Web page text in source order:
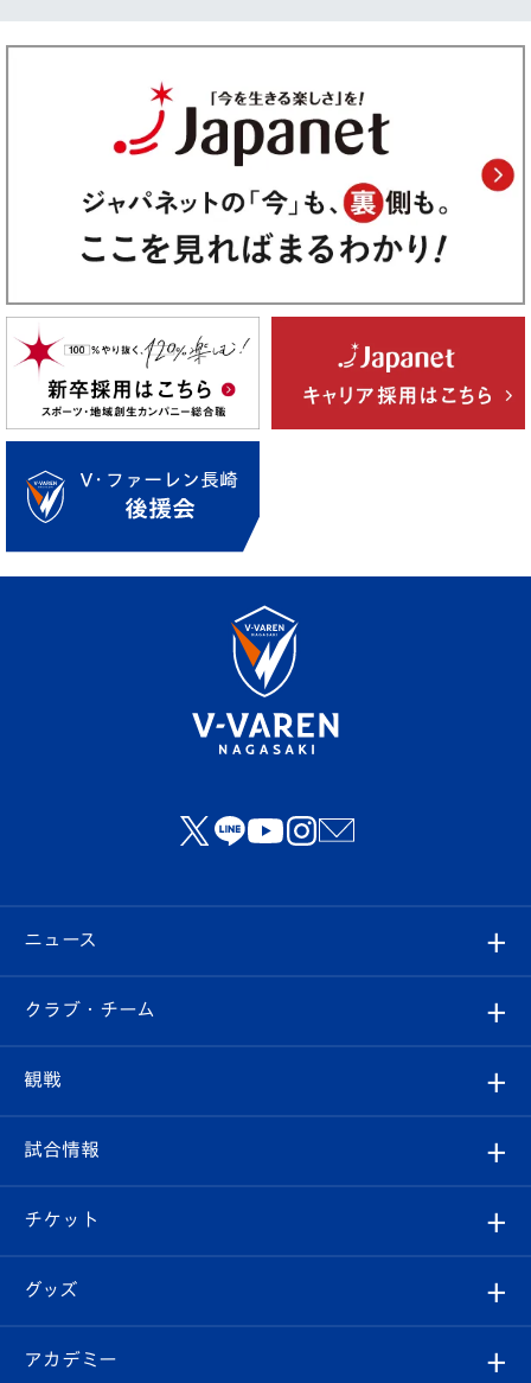
ニュース
すべて
クラブ
試合情報
チケット
イベント
クラブ・チーム
クラブ概要
エンブレム紹介
スタッフプロフィール
観戦
観戦ルール
はじめての観戦ガイド
Revive Team
試合情報
試合日程/結果
フォトギャラリー
チケット
チケット
グッズ
オンラインショップ
アカデミー